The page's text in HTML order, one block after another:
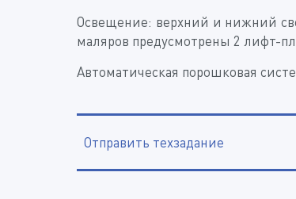
Освещение: верхний и нижний
маляров предусмотрены 2 лифт-
Автоматическая порошковая
Отправить техзадание